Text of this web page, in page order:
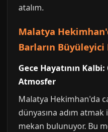
atalım.
Malatya
Barların Büyüleyici
Gece Hayatının
Atmosfer
Malatya Hekimhan'da
dünyasına adım
mekan bulunuyor. Bu